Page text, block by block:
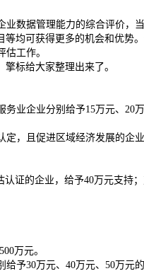
数据管理能力的综合评价
均可获得更多的机会和优
工作。
标给大家整理出来了。
业企业分别给予15万元、20万
，且促进区域经济发展的企
证的企业，给予40万元支
万元。
予30万元、40万元、50万元